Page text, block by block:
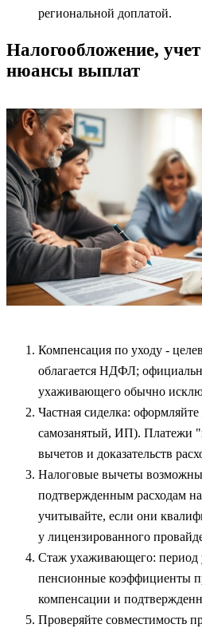
региональной доплатой.
Налогообложение,
нюансы выплат
Компенсация по уходу -
облагается НДФЛ;
ухаживающего обычно
Частная сиделка: оформляйте
самозанятый, ИП). Платежи
вычетов и доказательств
Налоговые вычеты
подтвержденным расходам
учитывайте, если они
у лицензированного
Стаж ухаживающего: период
пенсионные коэффициенты
компенсации и
Проверяйте совместимость